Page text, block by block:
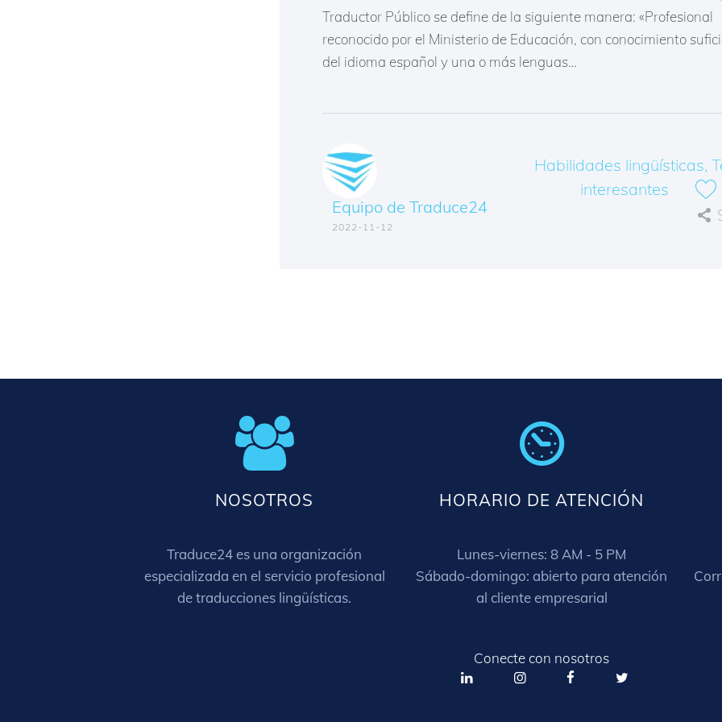
Traductor Público se define de la siguiente manera: «Profesional
reconocido por el Ministerio de Educación, con conocimiento
del idioma español y una o más lenguas…
Equipo de Traduce24
2022-11-12
Habilidades lingüísticas,
interesantes
NOSOTROS
Traduce24 es una organización
especializada en el servicio profesional
de traducciones lingüísticas.
HORARIO DE ATENCIÓN
Lunes-viernes: 8 AM - 5 PM
Sábado-domingo: abierto para atención
al cliente empresarial
Conecte con nosotros